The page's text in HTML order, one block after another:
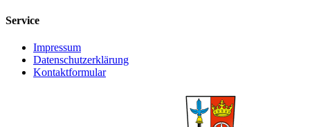
Service
Impressum
Datenschutzerklärung
Kontaktformular